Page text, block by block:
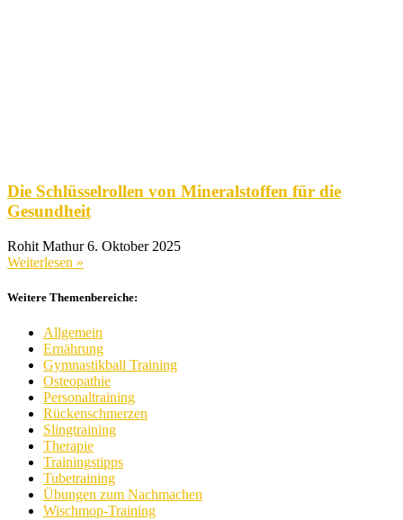
Die Schlüsselrollen von Mineralstoffen für die
Gesundheit
Rohit Mathur6. Oktober 2025
Weiterlesen »
Weitere Themenbereiche:
Allgemein
Ernährung
Gymnastikball Training
Osteopathie
Personaltraining
Rückenschmerzen
Slingtraining
Therapie
Trainingstipps
Tubetraining
Übungen zum Nachmachen
Wischmop-Training